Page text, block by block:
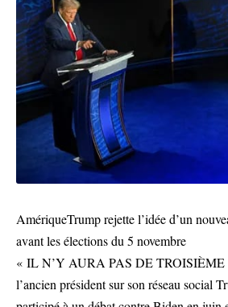
AmériqueTrump rejette l’idée d’un
avant les élections du 5 novembre
« IL N’Y AURA PAS DE
l’ancien président sur son réseau social